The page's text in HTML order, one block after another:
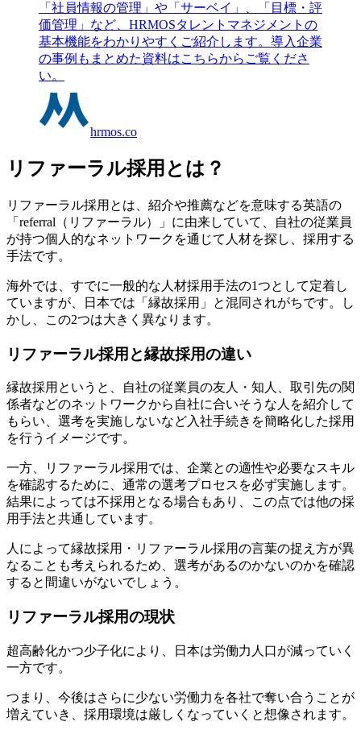
「社員情報の管理」や「サーベイ」、「目標・評
価管理」など、HRMOSタレントマネジメントの
基本機能をわかりやすくご紹介します。導入企業
の事例もまとめた資料はこちらからご覧くださ
い。
hrmos.co
リファーラル採用とは？
リファーラル採用とは、紹介や推薦などを意味する英語の
「referral（リファーラル）」に由来していて、自社の従業員
が持つ個人的なネットワークを通じて人材を探し、採用する
手法です。
海外では、すでに一般的な人材採用手法の1つとして定着し
ていますが、日本では「縁故採用」と混同されがちです。し
かし、この2つは大きく異なります。
リファーラル採用と縁故採用の違い
縁故採用というと、自社の従業員の友人・知人、取引先の関
係者などのネットワークから自社に合いそうな人を紹介して
もらい、選考を実施しないなど入社手続きを簡略化した採用
を行うイメージです。
一方、リファーラル採用では、企業との適性や必要なスキル
を確認するために、通常の選考プロセスを必ず実施します。
結果によっては不採用となる場合もあり、この点では他の採
用手法と共通しています。
人によって縁故採用・リファーラル採用の言葉の捉え方が異
なることも考えられるため、選考があるのかないのかを確認
すると間違いがないでしょう。
リファーラル採用の現状
超高齢化かつ少子化により、日本は労働力人口が減っていく
一方です。
つまり、今後はさらに少ない労働力を各社で奪い合うことが
増えていき、採用環境は厳しくなっていくと想像されます。